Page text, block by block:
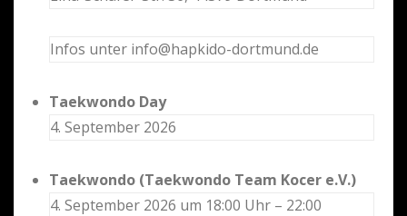
Infos unter info@hapkido-dortmund.de
Taekwondo Day
4. September 2026
Taekwondo (Taekwondo Team Kocer e.V.)
4. September 2026 um 18:00 Uhr – 22:00